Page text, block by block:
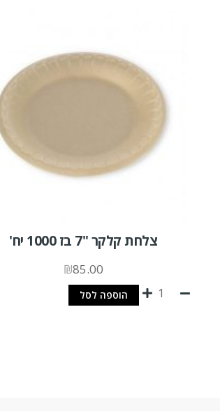
צלחת קלקר "7 בז 1000 יח'
₪85.00
הוספה לסל